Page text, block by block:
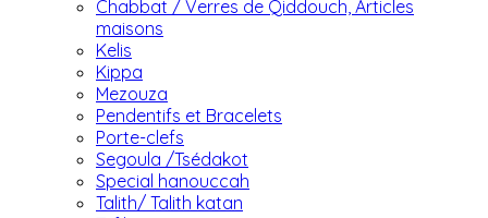
Chabbat / Verres de Qiddouch, Articles
maisons
Kelis
Kippa
Mezouza
Pendentifs et Bracelets
Porte-clefs
Segoula /Tsédakot
Special hanouccah
Talith/ Talith katan